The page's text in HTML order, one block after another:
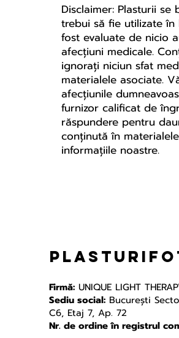
Disclaimer: Plasturii
trebui să fie utilizate
fost evaluate de nicio
afecțiuni medicale.
ignorați niciun sfat
materialele asociate.
afecțiunile
furnizor calificat de
răspundere pentru
conținută în
informațiile noastre.
Firmă: UNIQUE LIGHT
Sediu social: Bucureşti
C6, Etaj 7, Ap. 72
Nr. de ordine în registrul